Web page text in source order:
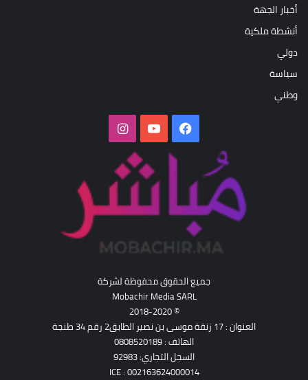
أخبار الجهة
أنشطة ملكية
دولي
سياسة
وطني
فيسبوك‫YouTubeانستقرام
جميع الحقوق محفوظة لشركة
Mobachir Media SARL
© 2018-2020
العنوان : 17 زنقة موسى بن نصير الطابق2 رقم 34 طنجة
الهاتف : 0808520189
السجل التجاري: 92983
ICE : 002163624000014